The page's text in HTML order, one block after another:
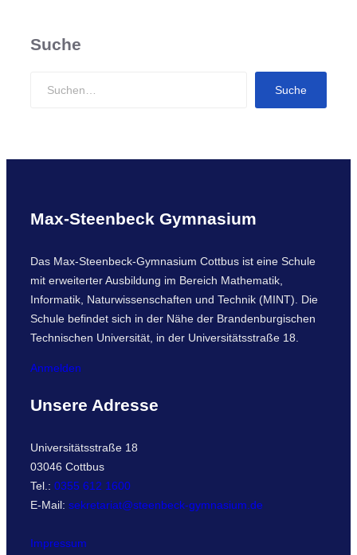
Suche
c
Suche
Max-Steenbeck Gymnasium
Das Max-Steenbeck-Gymnasium Cottbus ist eine Schule
mit erweiterter Ausbildung im Bereich Mathematik,
Informatik, Naturwissenschaften und Technik (MINT). Die
Schule befindet sich in der Nähe der Brandenburgischen
Technischen Universität, in der Universitätsstraße 18.
Anmelden
Unsere Adresse
Universitätsstraße 18
03046 Cottbus
Tel.: 0355 612 1600
E-Mail: sekretariat@steenbeck-gymnasium.de
Impressum